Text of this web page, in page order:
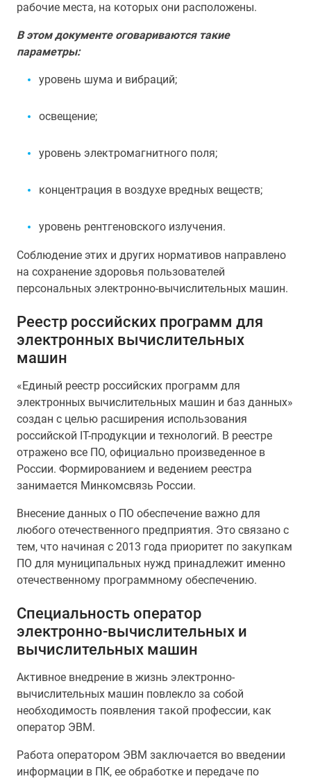
рабочие места, на которых они расположены.
В этом документе оговариваются такие
параметры:
уровень шума и вибраций;
освещение;
уровень электромагнитного поля;
концентрация в воздухе вредных веществ;
уровень рентгеновского излучения.
Соблюдение этих и других нормативов направлено
на сохранение здоровья пользователей
персональных электронно-вычислительных машин.
Реестр российских программ для
электронных вычислительных
машин
«Единый реестр российских программ для
электронных вычислительных машин и баз данных»
создан с целью расширения использования
российской IT-продукции и технологий. В реестре
отражено все ПО, официально произведенное в
России. Формированием и ведением реестра
занимается Минкомсвязь России.
Внесение данных о ПО обеспечение важно для
любого отечественного предприятия. Это связано с
тем, что начиная с 2013 года приоритет по закупкам
ПО для муниципальных нужд принадлежит именно
отечественному программному обеспечению.
Специальность оператор
электронно-вычислительных и
вычислительных машин
Активное внедрение в жизнь электронно-
вычислительных машин повлекло за собой
необходимость появления такой профессии, как
оператор ЭВМ.
Работа оператором ЭВМ заключается во введении
информации в ПК, ее обработке и передаче по